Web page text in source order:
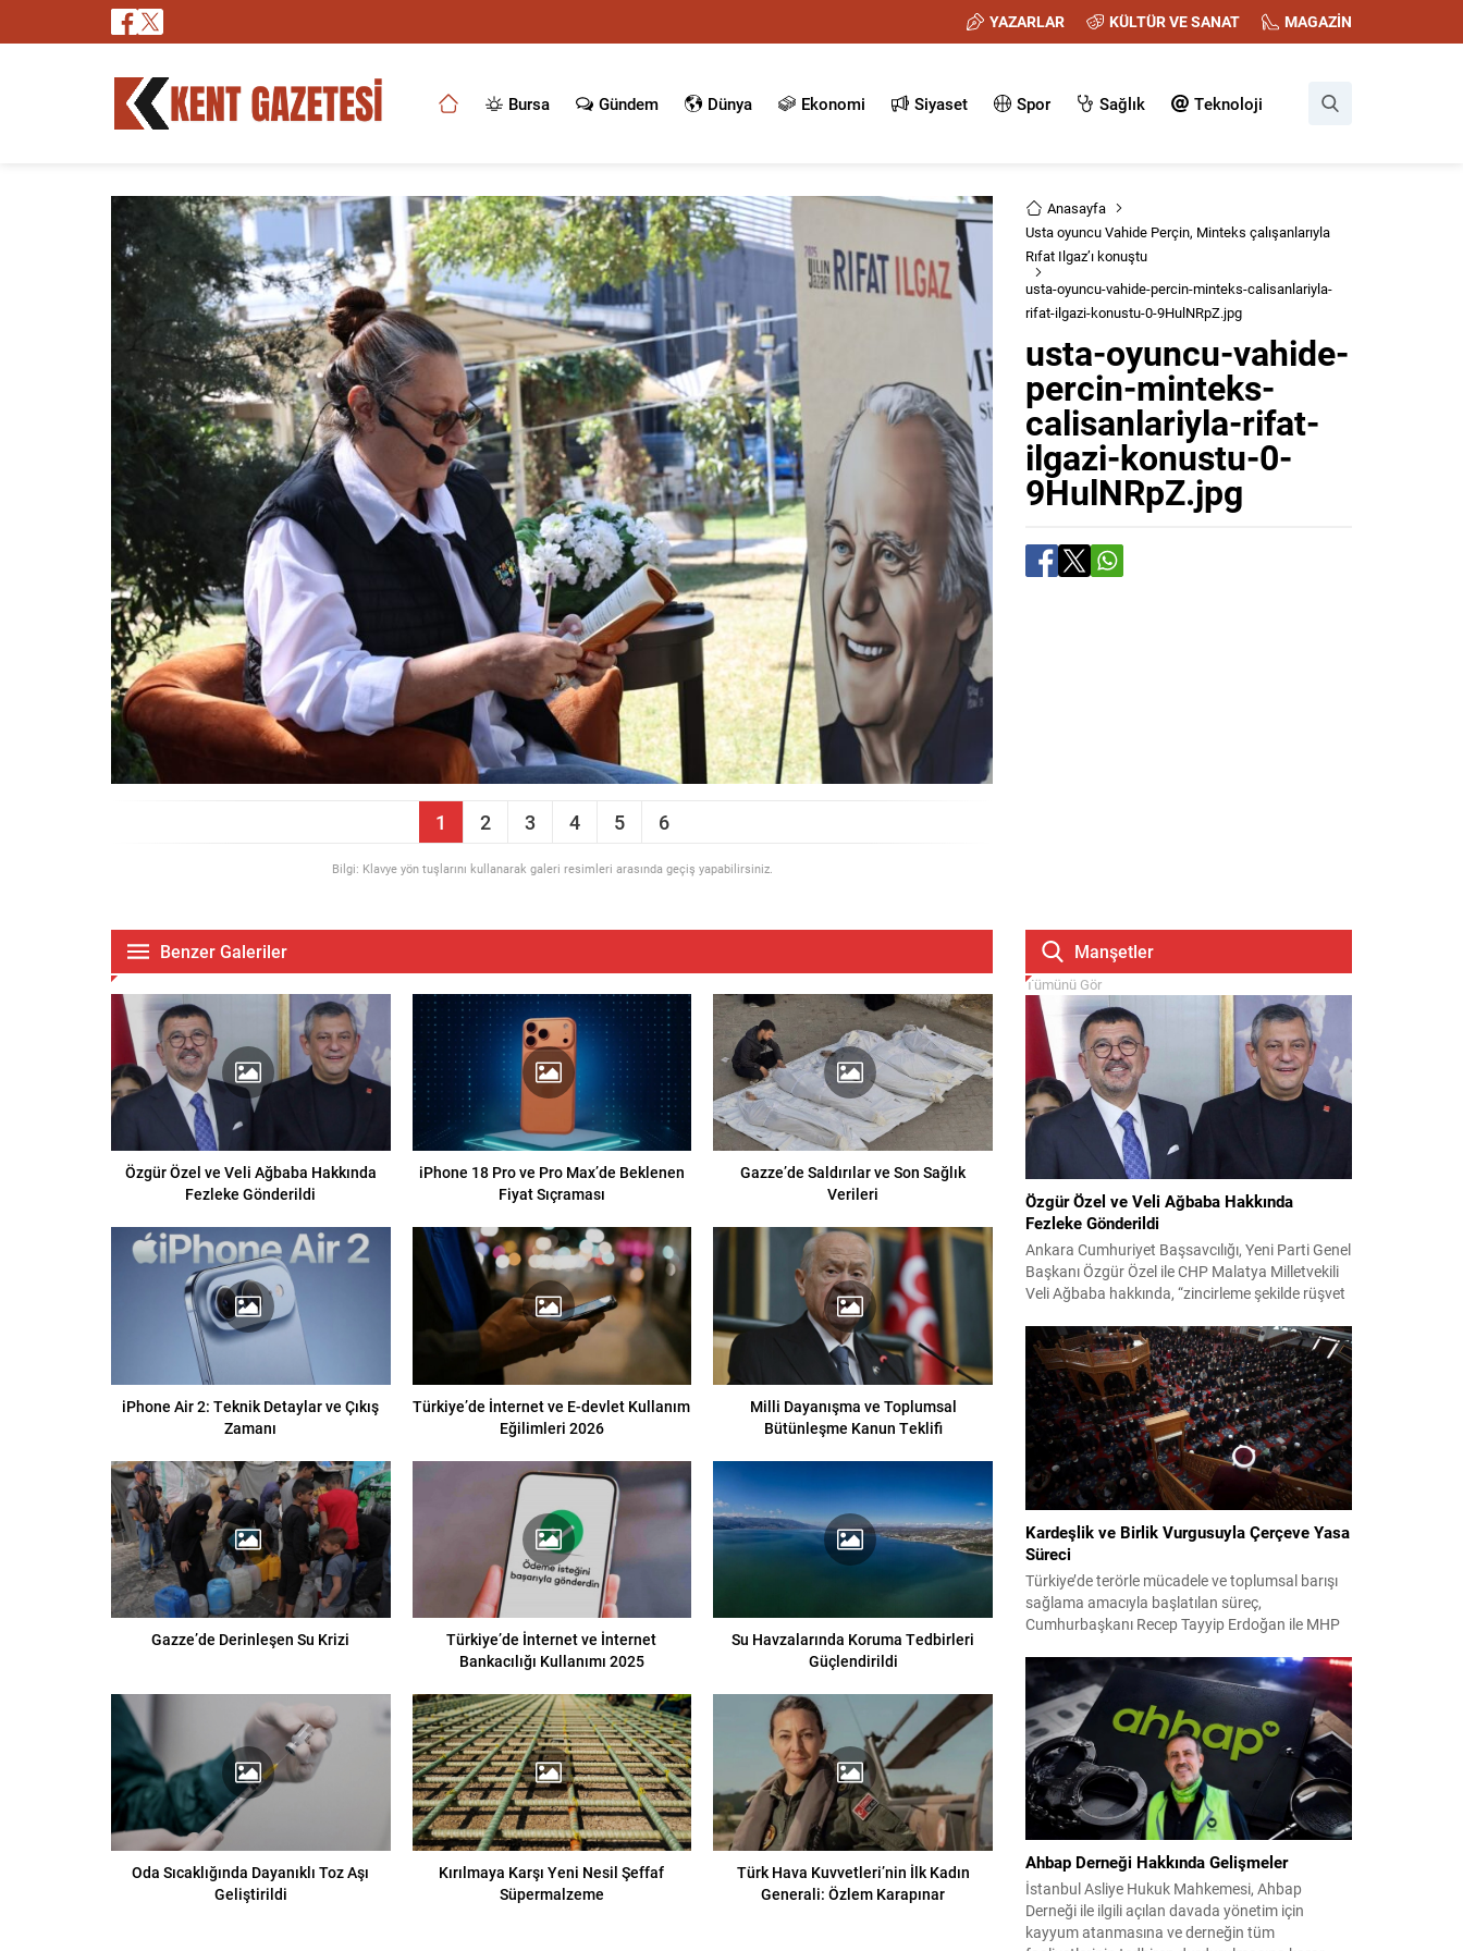
YAZARLAR KÜLTÜR VE SANAT MAGAZİN
Bursa Gündem Dünya Ekonomi Siyaset Spor Sağlık Teknoloji
1 2 3 4 5 6
Bilgi: Klavye yön tuşlarını kullanarak galeri resimleri arasında geçiş yapabilirsiniz.
Anasayfa
Usta oyuncu Vahide Perçin, Minteks çalışanlarıyla
Rıfat Ilgaz’ı konuştu
usta-oyuncu-vahide-percin-minteks-calisanlariyla-
rifat-ilgazi-konustu-0-9HulNRpZ.jpg
usta-oyuncu-vahide-
percin-minteks-
calisanlariyla-rifat-
ilgazi-konustu-0-
9HulNRpZ.jpg
Benzer Galeriler
Özgür Özel ve Veli Ağbaba Hakkında
Fezleke Gönderildi
iPhone 18 Pro ve Pro Max’de Beklenen
Fiyat Sıçraması
Gazze’de Saldırılar ve Son Sağlık
Verileri
iPhone Air 2: Teknik Detaylar ve Çıkış
Zamanı
Türkiye’de İnternet ve E-devlet Kullanım
Eğilimleri 2026
Milli Dayanışma ve Toplumsal
Bütünleşme Kanun Teklifi
Gazze’de Derinleşen Su Krizi
Türkiye’de İnternet ve İnternet
Bankacılığı Kullanımı 2025
Su Havzalarında Koruma Tedbirleri
Güçlendirildi
Oda Sıcaklığında Dayanıklı Toz Aşı
Geliştirildi
Kırılmaya Karşı Yeni Nesil Şeffaf
Süpermalzeme
Türk Hava Kuvvetleri’nin İlk Kadın
Generali: Özlem Karapınar
Manşetler
Tümünü Gör
Özgür Özel ve Veli Ağbaba Hakkında
Fezleke Gönderildi
Ankara Cumhuriyet Başsavcılığı, Yeni Parti Genel
Başkanı Özgür Özel ile CHP Malatya Milletvekili
Veli Ağbaba hakkında, “zincirleme şekilde rüşvet
Adalet Bakanlığı’na sevk etti. Fezlekeler, 31 Mart
2024 yerel seçimleri ve 4-5 Kasım 2023’teki CHP
38. Olağan Kurultayı sürecine ilişkin iddiaları
kapsıyor. Daha önce Antalya ve İstanbul...
Kardeşlik ve Birlik Vurgusuyla Çerçeve Yasa
Süreci
Türkiye’de terörle mücadele ve toplumsal barışı
sağlama amacıyla başlatılan süreç,
Cumhurbaşkanı Recep Tayyip Erdoğan ile MHP
bir döneme girdi. Yaklaşık iki yıldır devam eden
çalışmaların ardından şimdi sürecin yasal zemini,
12 maddelik bir çerçeve yasa ile şekillendiriliyor.
Bugün komisyonda görüşülecek olan bu yasa
taslağı,...
Ahbap Derneği Hakkında Gelişmeler
İstanbul Asliye Hukuk Mahkemesi, Ahbap
Derneği ile ilgili açılan davada yönetim için
kayyum atanmasına ve derneğin tüm